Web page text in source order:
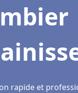
rapide et